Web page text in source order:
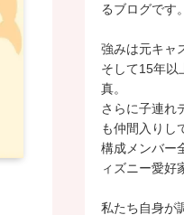
るブログです。
強みは元キャ
そして15年以
真。
さらに子連れ
も仲間入りし
構成メンバー
ィズニー愛好
私たち自身が